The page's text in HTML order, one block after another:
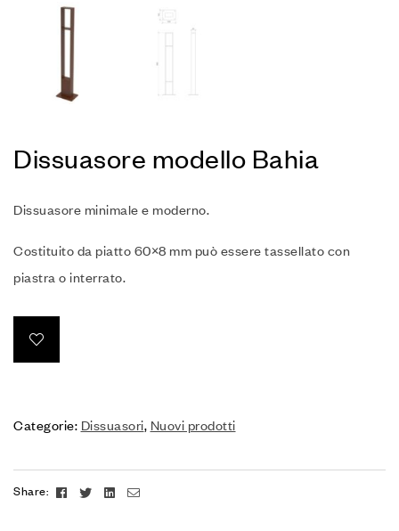
Dissuasore modello Bahia
Dissuasore minimale e moderno.
Costituito da piatto 60×8 mm può essere tassellato con
piastra o interrato.
Categorie: Dissuasori, Nuovi prodotti
Share: FacebookTwitterLinkedin
Email